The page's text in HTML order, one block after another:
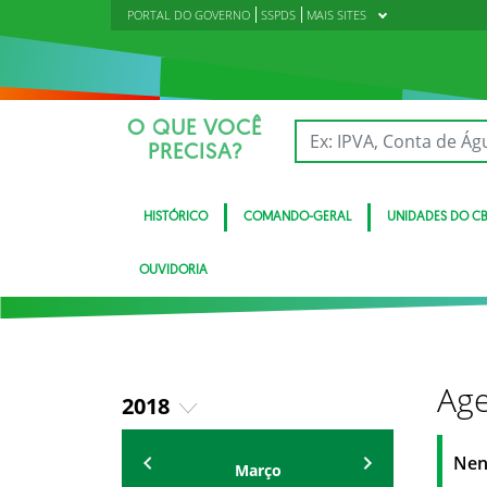
PORTAL DO GOVERNO SSPDS MAIS SITES
O QUE VOCÊ
PRECISA?
HISTÓRICO COMANDO-GERAL UNIDADES DO
OUVIDORIA
2018
2019
Março